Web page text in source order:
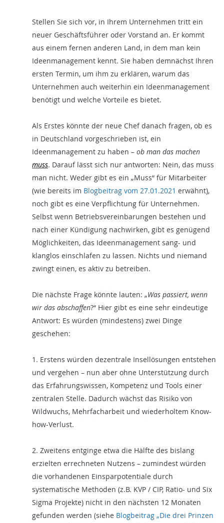
Stellen Sie sich vor, in Ihrem Unternehmen tritt ein
neuer Geschäftsführer oder Vorstand an. Er kommt
aus einem fernen anderen Land, in dem man kein
Ideenmanagement kennt. Sie haben demnächst Ihren
ersten Termin, um ihm zu erklären, warum das
Unternehmen auch weiterhin ein Ideenmanagement
benötigt und welche Vorteile es bietet.
Als Erstes könnte der neue Chef danach fragen, ob es
in Deutschland vorgeschrieben ist, ein
Ideenmanagement zu haben – ob man das machen
muss. Darauf lässt sich nur antworten: Nein, das muss
man nicht. Weder gibt es ein „Muss“ für Mitarbeiter
(wie bereits im Blogbeitrag vom 27.01.2021 erwähnt),
noch gibt es eine Verpflichtung für Unternehmen.
Selbst wenn Betriebsvereinbarungen bestehen und
nach einer Kündigung nachwirken, gibt es genügend
Möglichkeiten, das Ideenmanagement sang- und
klanglos einschlafen zu lassen. Nichts und niemand
zwingt einen, es aktiv zu betreiben.
Die nächste Frage könnte lauten: „Was passiert, wenn
wir das abschaffen?“ Hier gibt es eine sehr eindeutige
Antwort: Es würden (mindestens) zwei Dinge
geschehen:
1. Erstens würden dezentrale Insellösungen entstehen
und vergehen – nun aber ohne Unterstützung durch
das Erfahrungswissen, Kompetenz und Tools einer
zentralen Stelle. Dadurch wächst das Risiko von
Wildwuchs, Mehrfacharbeit und wiederholtem Know-
how-Verlust.
2. Zweitens entginge etwa die Hälfte des bislang
erzielten errechneten Nutzens – zumindest würden
die vorhandenen Einsparpotentiale durch
systematische Methoden (z.B. KVP / CIP, Ratio- und Six
Sigma Projekte) nicht in den nächsten 12 Monaten
gefunden werden (siehe Blogbeitrag „Die drei Prinzen